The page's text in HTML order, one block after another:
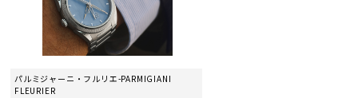
パルミジャーニ・フルリエ-PARMIGIANI
FLEURIER